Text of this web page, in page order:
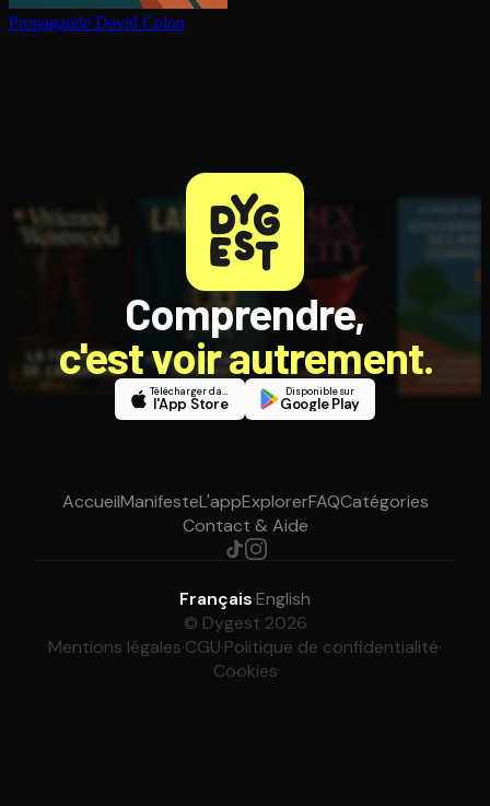
Propagande David Colon
Comprendre,
c'est voir autrement.
Télécharger dans
l'App Store
Disponible sur
Google Play
AccueilManifesteL'appExplorerFAQCatégories
Contact & Aide
Français·English
© Dygest 2026
Mentions légales·CGU·Politique de confidentialité·
Cookies